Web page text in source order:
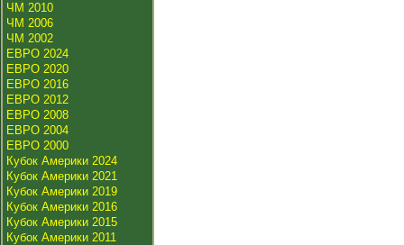
ЧМ 2010
ЧМ 2006
ЧМ 2002
ЕВРО 2024
ЕВРО 2020
ЕВРО 2016
ЕВРО 2012
ЕВРО 2008
ЕВРО 2004
ЕВРО 2000
Кубок Америки 2024
Кубок Америки 2021
Кубок Америки 2019
Кубок Америки 2016
Кубок Америки 2015
Кубок Америки 2011